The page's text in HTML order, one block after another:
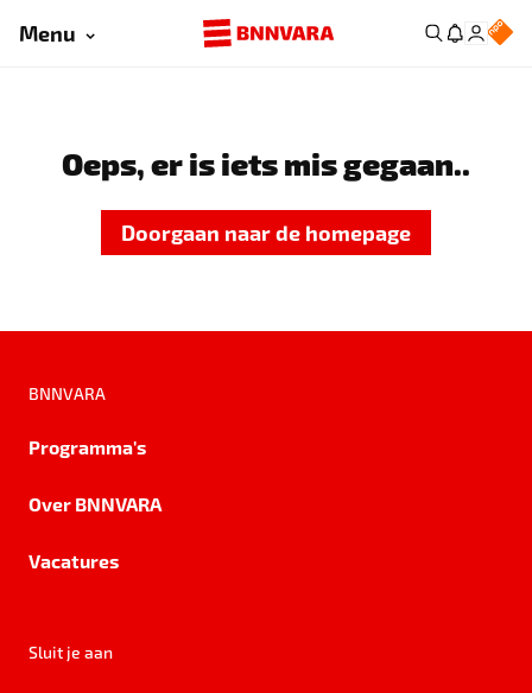
Menu
Oeps, er is iets mis gegaan..
Doorgaan naar de homepage
BNNVARA
Programma's
Over BNNVARA
Vacatures
Sluit je aan